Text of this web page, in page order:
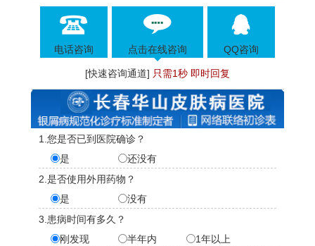
电话咨询 点击在线咨询 QQ咨询
[快速咨询通道] 只需1秒 即时回复
1.您是否已到医院确诊？
是
还没有
2.是否使用外用药物？
是
没有
3.患病时间有多久？
刚发现
半年内
1年以上